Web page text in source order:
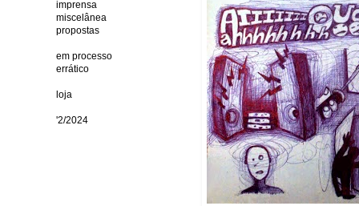
imprensa
miscelânea
propostas
em processo
errático
loja
'2/2024